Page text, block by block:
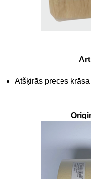
Atšķirās preces krāsa